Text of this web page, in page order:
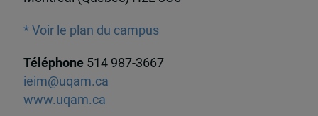
* Voir le plan du campus
Téléphone 514 987-3667
ieim@uqam.ca
www.uqam.ca